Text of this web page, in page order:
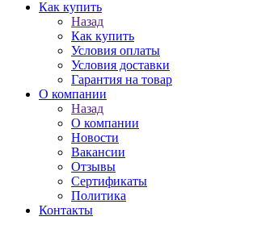
Как купить
Назад
Как купить
Условия оплаты
Условия доставки
Гарантия на товар
О компании
Назад
О компании
Новости
Вакансии
Отзывы
Сертификаты
Политика
Контакты